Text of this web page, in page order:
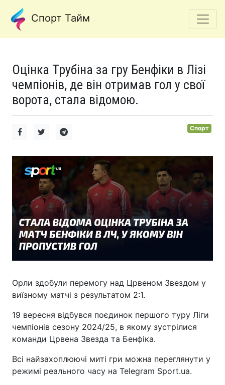
Спорт Тайм
Оцінка Трубіна за гру Бенфіки в Лізі
чемпіонів, де він отримав гол у свої
ворота, стала відомою.
Спорт
Орли здобули перемогу над Црвеном Звездом у
виїзному матчі з результатом 2:1.
19 вересня відбувся поєдинок першого туру Ліги
чемпіонів сезону 2024/25, в якому зустрілися
команди Црвена Звезда та Бенфіка.
Всі найзахоплюючі миті гри можна переглянути у
режимі реального часу на Telegram Sport.ua.